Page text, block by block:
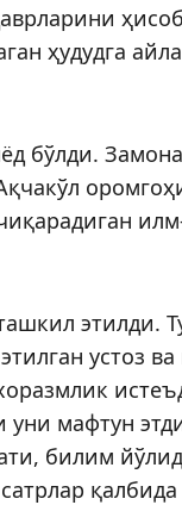
ҳудудга
бўлди.
этилди.
устоз
мафтун
билим